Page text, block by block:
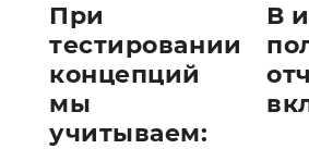
При
тестировании
концепций
мы
учитываем:
В